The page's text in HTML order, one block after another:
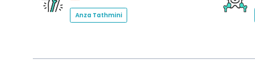
Anza Tathmini